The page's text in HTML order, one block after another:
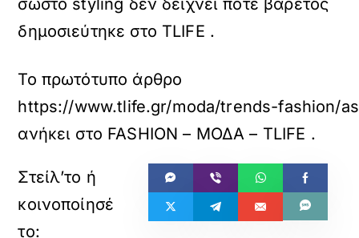
σωστό styling δεν δείχνει ποτέ βαρετός
δημοσιεύτηκε στο TLIFE .
Το πρωτότυπο άρθρο
https://www.tlife.gr/moda/trends-fashion/
ανήκει στο FASHION – ΜΟΔΑ – TLIFE .